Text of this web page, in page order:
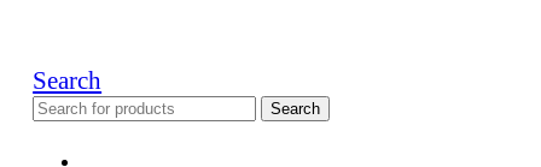
Search
Search
for: